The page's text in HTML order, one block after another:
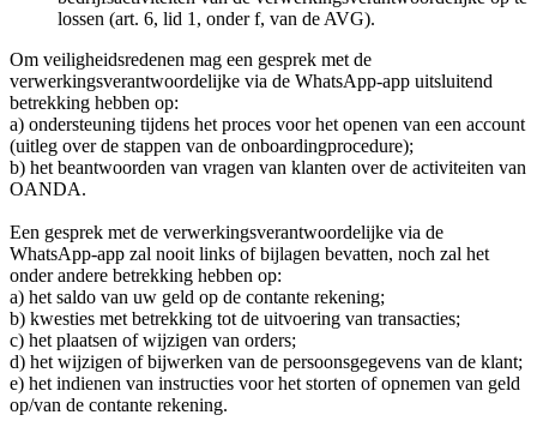
lossen (art. 6, lid 1, onder f, van de AVG).
Om veiligheidsredenen mag een gesprek met de
verwerkingsverantwoordelijke via de WhatsApp-app uitsluitend
betrekking hebben op:
a) ondersteuning tijdens het proces voor het openen van een account
(uitleg over de stappen van de onboardingprocedure);
b) het beantwoorden van vragen van klanten over de activiteiten van
OANDA.
Een gesprek met de verwerkingsverantwoordelijke via de
WhatsApp-app zal nooit links of bijlagen bevatten, noch zal het
onder andere betrekking hebben op:
a) het saldo van uw geld op de contante rekening;
b) kwesties met betrekking tot de uitvoering van transacties;
c) het plaatsen of wijzigen van orders;
d) het wijzigen of bijwerken van de persoonsgegevens van de klant;
e) het indienen van instructies voor het storten of opnemen van geld
op/van de contante rekening.